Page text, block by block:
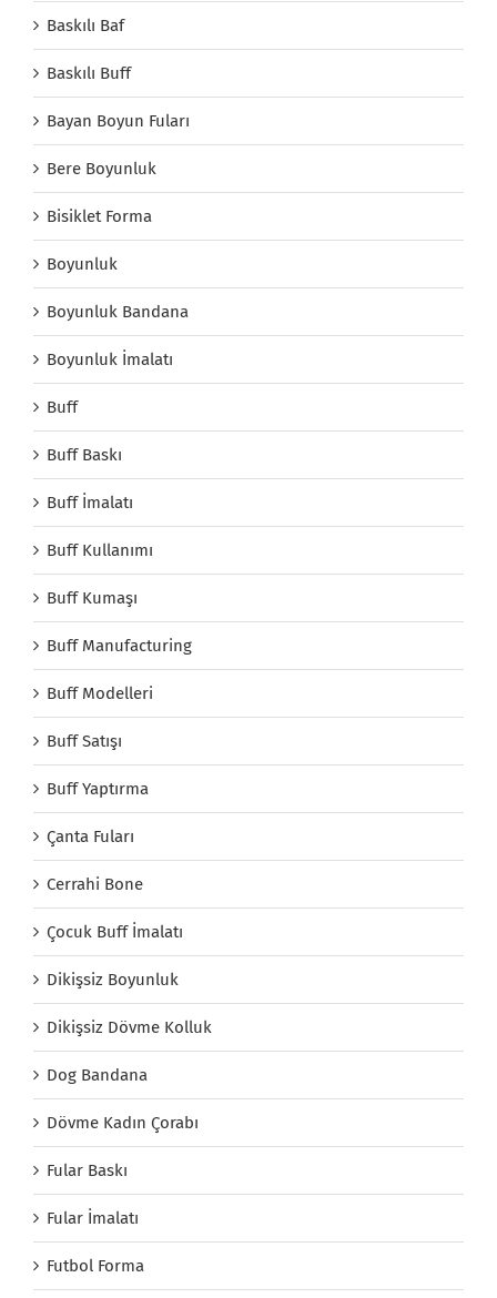
Baskılı Baf
Baskılı Buff
Bayan Boyun Fuları
Bere Boyunluk
Bisiklet Forma
Boyunluk
Boyunluk Bandana
Boyunluk İmalatı
Buff
Buff Baskı
Buff İmalatı
Buff Kullanımı
Buff Kumaşı
Buff Manufacturing
Buff Modelleri
Buff Satışı
Buff Yaptırma
Çanta Fuları
Cerrahi Bone
Çocuk Buff İmalatı
Dikişsiz Boyunluk
Dikişsiz Dövme Kolluk
Dog Bandana
Dövme Kadın Çorabı
Fular Baskı
Fular İmalatı
Futbol Forma